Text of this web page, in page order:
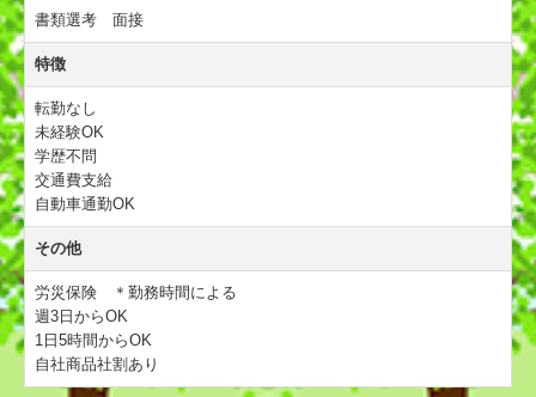
書類選考 面接
特徴
転勤なし
未経験OK
学歴不問
交通費支給
自動車通勤OK
その他
労災保険 ＊勤務時間による
週3日からOK
1日5時間からOK
自社商品社割あり